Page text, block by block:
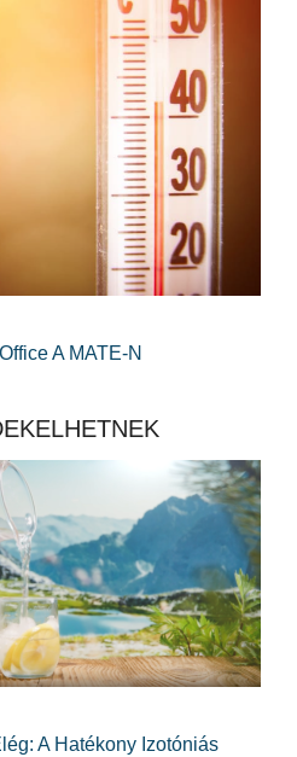
A MATE-N
A Hatékony Izotóniás